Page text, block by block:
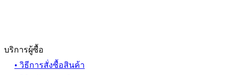
บริการผู้ซื้อ
• วิธีการสั่งซื้อสินค้า